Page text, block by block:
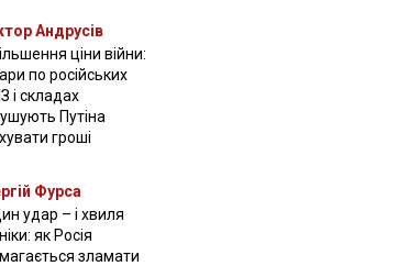
Андрусів
ціни війни:
по російських
і складах
Путіна
гроші
Фурса
удар – і хвиля
як Росія
зламати